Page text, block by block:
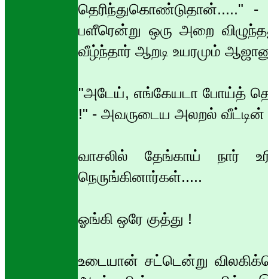
தெரிந்துகொண்டுதான்....."
பளீரென்று ஒரு அறை
வீழ்ந்தார் ஆறடி உயரமும்
"அடேய், எங்கேயடா போய்த்
!" - அவருடைய அலறல் வீட்டின்
வாசலில் தேங்காய் நார்
நெருங்கினார்கள்.....
ஓங்கி ஒரே குத்து !
உடையான் சட்டென்று